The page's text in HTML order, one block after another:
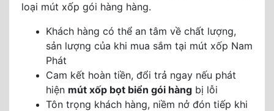
loại mút xốp gói hàng hàng.
Khách hàng có thể an tâm về chất lượng,
sản lượng của khi mua sắm tại mút xốp Nam
Phát
Cam kết hoàn tiền, đổi trả ngay nếu phát
hiện mút xốp bọt biển gói hàng bị lỗi
Tôn trọng khách hàng, niềm nở đón tiếp khi